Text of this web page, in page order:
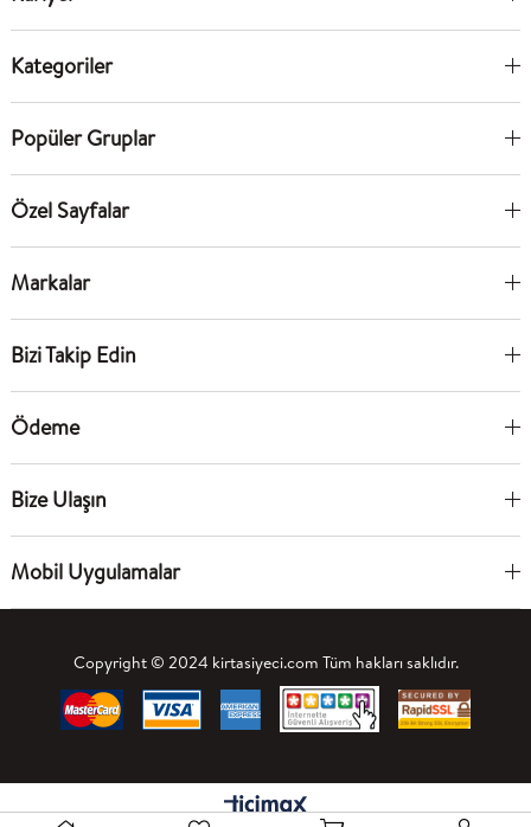
Kategoriler
Popüler Gruplar
Özel Sayfalar
Markalar
Bizi Takip Edin
Ödeme
Bize Ulaşın
Mobil Uygulamalar
Copyright © 2024 kirtasiyeci.com Tüm hakları saklıdır.